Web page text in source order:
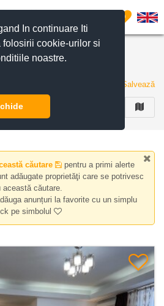
In continuare Iti
cookie-urilor si
noastre.
0
in zona Aviatiei Sud,
Salvează
căutare
pentru a primi alerte
adăugate proprietăţi care se potrivesc
această căutare.
anunțuri la favorite cu un simplu
pe simbolul